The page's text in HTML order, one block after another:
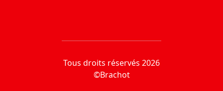
Tous droits réservés 2026
©Brachot